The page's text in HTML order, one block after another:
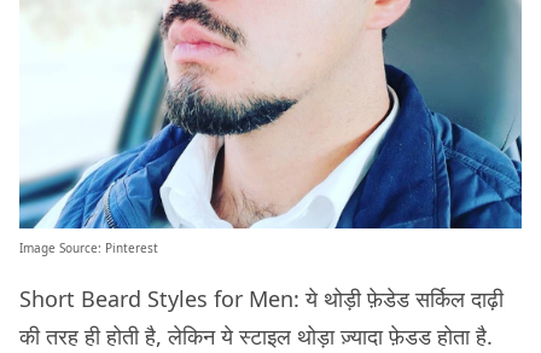
Image Source: Pinterest
Short Beard Styles for Men: ये थोड़ी फ़ेडेड सर्किल दाढ़ी
की तरह ही होती है, लेकिन ये स्टाइल थोड़ा ज़्यादा फ़ेडड होता है.